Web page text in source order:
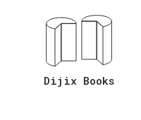
(26)
Язык Программирования Sql
Dijix Books